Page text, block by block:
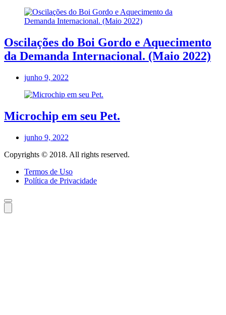
Oscilações do Boi Gordo e Aquecimento
da Demanda Internacional. (Maio 2022)
junho 9, 2022
Microchip em seu Pet.
junho 9, 2022
Copyrights © 2018. All rights reserved.
Termos de Uso
Política de Privacidade